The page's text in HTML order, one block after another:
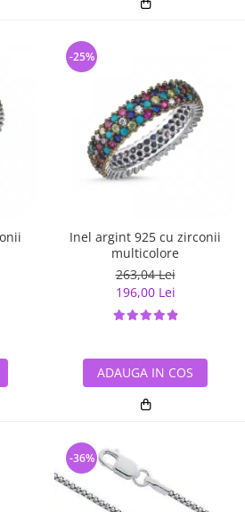
Inel argint 925 cu zirconii
multicolore
263,04 Lei
196,00 Lei
-25%
ADAUGA IN COS
-36%